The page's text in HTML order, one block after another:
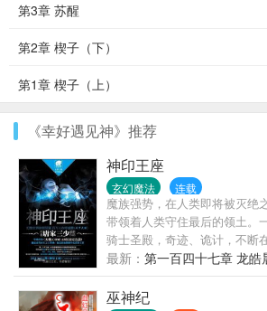
第3章 苏醒
第2章 楔子（下）
第1章 楔子（上）
《幸好遇见神》推荐
神印王座
玄幻魔法 连载
魔族强势，在人类即将被灭绝
带领着人类守住最后的领土。
骑士圣殿，奇迹、诡计，不断
类六大圣殿与魔族七十二柱魔
能否登上象征着骑士最高荣耀
最新： 第一百四十七章 龙皓
巫神纪